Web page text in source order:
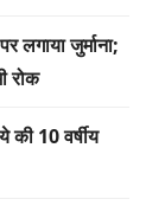
जुर्माना;
रोक
10 वर्षीय